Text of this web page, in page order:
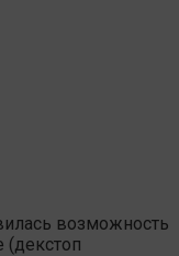
возможность
(декстоп